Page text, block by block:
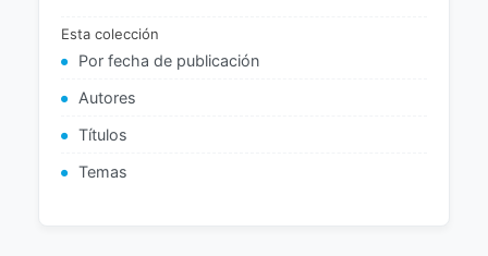
Esta colección
Por fecha de publicación
Autores
Títulos
Temas